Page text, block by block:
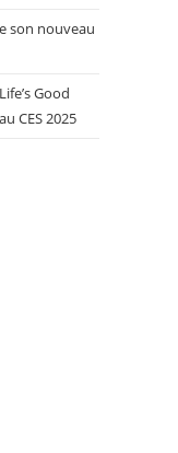
son nouveau
Good
CES 2025